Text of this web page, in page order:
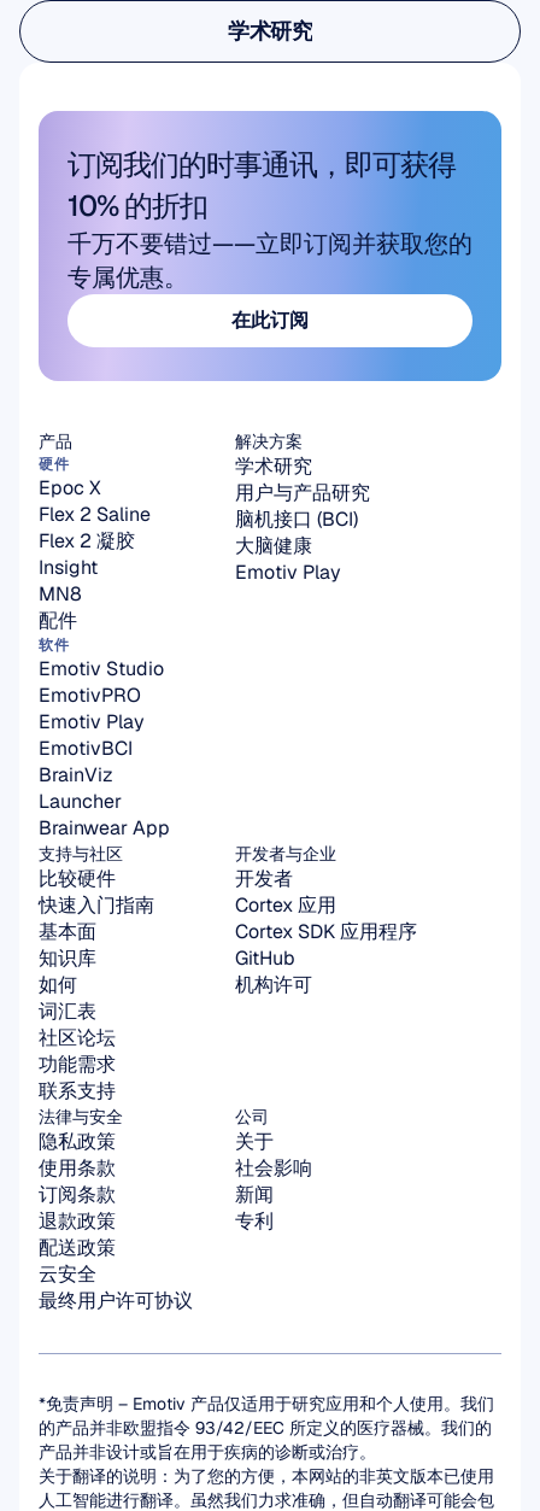
用户与产品研究
学术研究
学术研究
订阅我们的时事通讯，即可获得
10% 的折扣
千万不要错过——立即订阅并获取您的
专属优惠。
在此订阅
解决方案
学术研究
用户与产品研究
脑机接口 (BCI)
大脑健康
Emotiv Play
产品
硬件
Epoc X
Flex 2 Saline
Flex 2 凝胶
Insight
MN8
配件
软件
Emotiv Studio
EmotivPRO
Emotiv Play
EmotivBCI
BrainViz
Launcher
Brainwear App
支持与社区
比较硬件
快速入门指南
基本面
知识库
如何
词汇表
社区论坛
功能需求
联系支持
开发者与企业
开发者
Cortex 应用
Cortex SDK 应用程序
GitHub
机构许可
公司
关于
社会影响
新闻
专利
法律与安全
隐私政策
使用条款
订阅条款
退款政策
配送政策
云安全
最终用户许可协议
*免责声明 – Emotiv 产品仅适用于研究应用和个人使用。我们
的产品并非欧盟指令 93/42/EEC 所定义的医疗器械。我们的
产品并非设计或旨在用于疾病的诊断或治疗。
关于翻译的说明：为了您的方便，本网站的非英文版本已使用
人工智能进行翻译。虽然我们力求准确，但自动翻译可能会包